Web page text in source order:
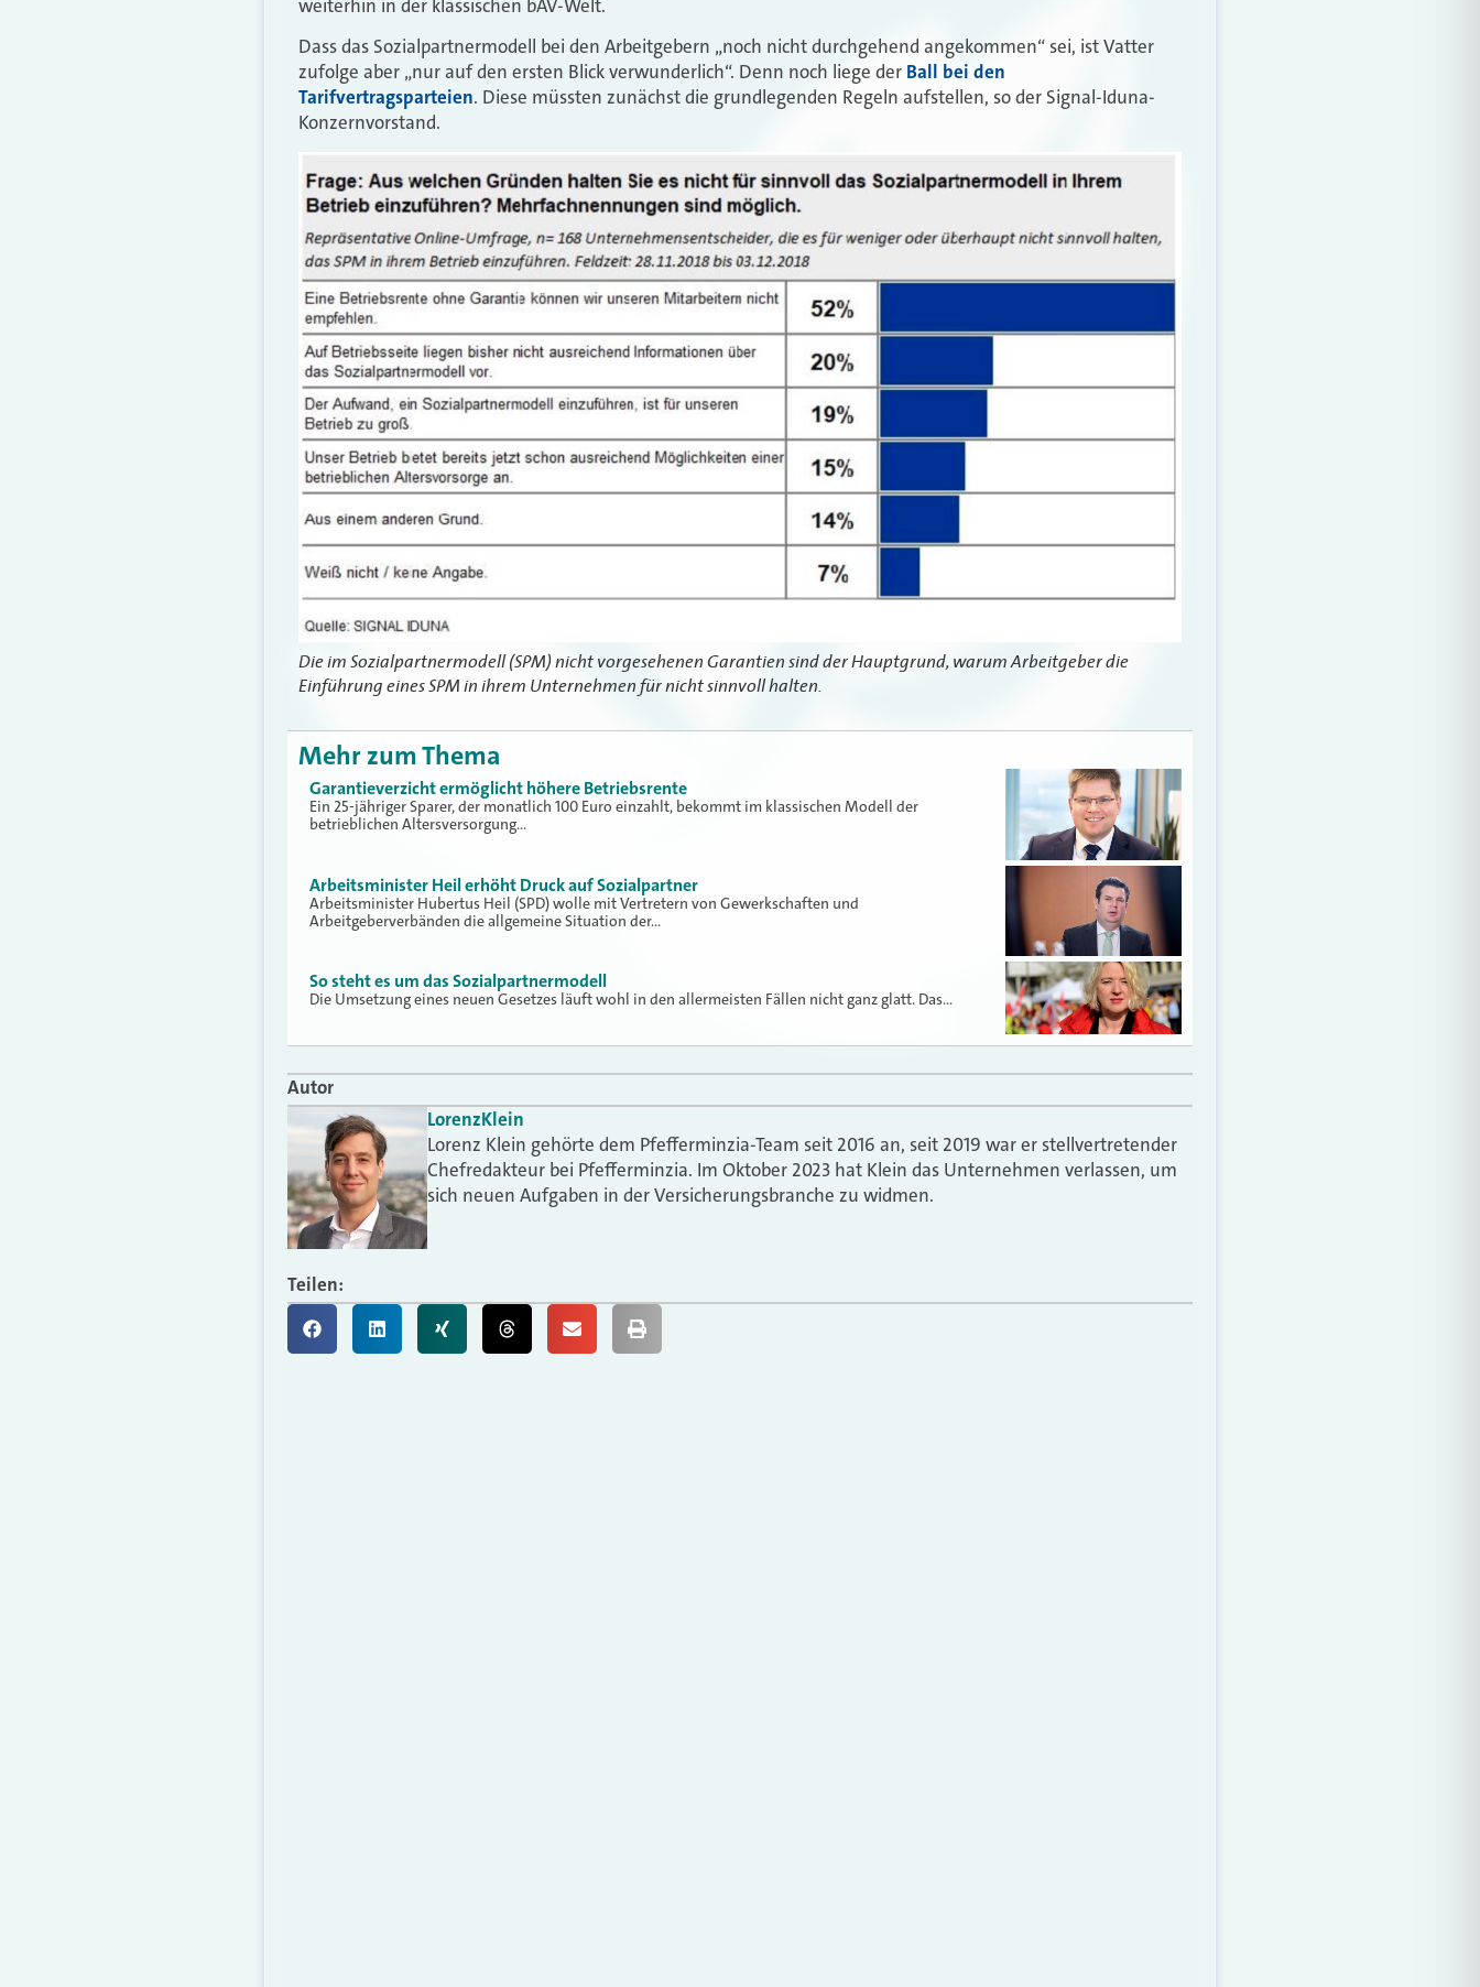
weiterhin in der klassischen bAV-Welt.
Dass das Sozialpartnermodell bei den Arbeitgebern „noch nicht durchgehend angekommen“ sei, ist Vatter
zufolge aber „nur auf den ersten Blick verwunderlich“. Denn noch liege der Ball bei den
Tarifvertragsparteien. Diese müssten zunächst die grundlegenden Regeln aufstellen, so der Signal-Iduna-
Konzernvorstand.
Die im Sozialpartnermodell (SPM) nicht vorgesehenen Garantien sind der Hauptgrund, warum Arbeitgeber die
Einführung eines SPM in ihrem Unternehmen für nicht sinnvoll halten.
Mehr zum Thema
Garantieverzicht ermöglicht höhere Betriebsrente
Ein 25-jähriger Sparer, der monatlich 100 Euro einzahlt, bekommt im klassischen Modell der
betrieblichen Altersversorgung…
Arbeitsminister Heil erhöht Druck auf Sozialpartner
Arbeitsminister Hubertus Heil (SPD) wolle mit Vertretern von Gewerkschaften und
Arbeitgeberverbänden die allgemeine Situation der…
So steht es um das Sozialpartnermodell
Die Umsetzung eines neuen Gesetzes läuft wohl in den allermeisten Fällen nicht ganz glatt. Das…
Autor
LorenzKlein
Lorenz Klein gehörte dem Pfefferminzia-Team seit 2016 an, seit 2019 war er stellvertretender
Chefredakteur bei Pfefferminzia. Im Oktober 2023 hat Klein das Unternehmen verlassen, um
sich neuen Aufgaben in der Versicherungsbranche zu widmen.
Teilen: